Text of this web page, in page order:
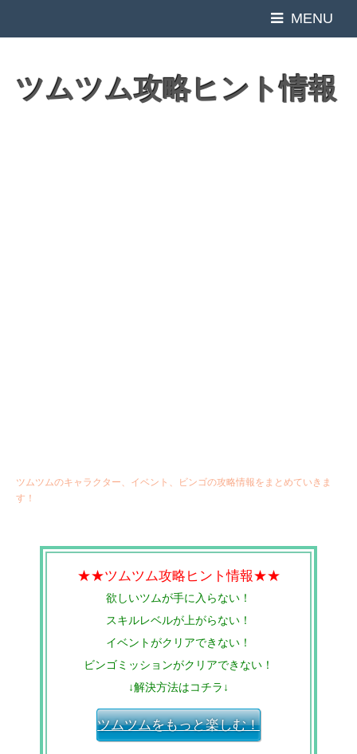
MENU
ツムツム攻略ヒント情報
ツムツムのキャラクター、イベント、ビンゴの攻略情報をまとめていきま
す！
★★ツムツム攻略ヒント情報★★
欲しいツムが手に入らない！
スキルレベルが上がらない！
イベントがクリアできない！
ビンゴミッションがクリアできない！
↓解決方法はコチラ↓
ツムツムをもっと楽しむ！